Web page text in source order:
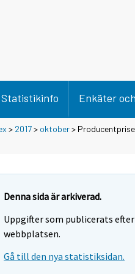
Statistikinfo Enkäter
> 2017> oktober>
Denna sida är arkiverad.
Uppgifter som publicerats
webbplatsen.
Gå till den nya statistiksidan.